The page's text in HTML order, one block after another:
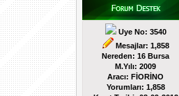
Uye No: 3540
Mesajlar: 1,858
Nereden: 16 Bursa
M.Yılı: 2009
Aracı: FİORİNO
Yorumları: 1,858